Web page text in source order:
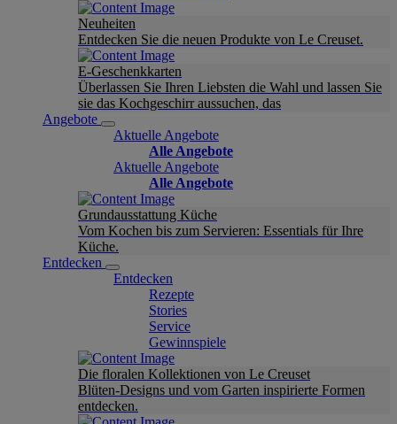
Neuheiten
Entdecken Sie die neuen Produkte von Le Creuset.
E-Geschenkkarten
Überlassen Sie Ihren Liebsten die Wahl und lassen Sie
sie das Kochgeschirr aussuchen, das
Angebote
Aktuelle Angebote
Alle Angebote
Aktuelle Angebote
Alle Angebote
Grundausstattung Küche
Vom Kochen bis zum Servieren: Essentials für Ihre
Küche.
Entdecken
Entdecken
Rezepte
Stories
Service
Gewinnspiele
Die floralen Kollektionen von Le Creuset
Blüten-Designs und vom Garten inspirierte Formen
entdecken.